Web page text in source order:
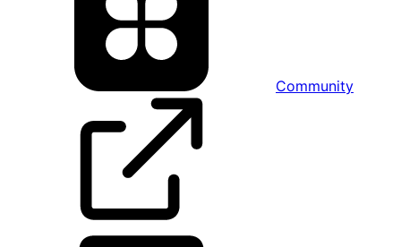
Community